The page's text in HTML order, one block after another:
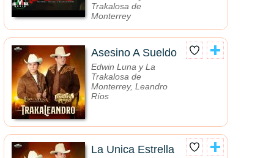
Trakalosa de
Monterrey
Asesino A Sueldo
Edwin Luna y La
Trakalosa de
Monterrey, Leandro
Ríos
La Unica Estrella